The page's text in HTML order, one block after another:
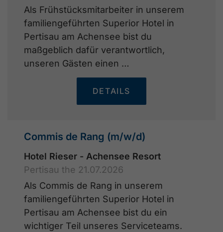
Als Frühstücksmitarbeiter in unserem
familiengeführten Superior Hotel in
Pertisau am Achensee bist du
maßgeblich dafür verantwortlich,
unseren Gästen einen …
DETAILS
Commis de Rang (m/w/d)
Hotel Rieser - Achensee Resort
Pertisau the 21.07.2026
Als Commis de Rang in unserem
familiengeführten Superior Hotel in
Pertisau am Achensee bist du ein
wichtiger Teil unseres Serviceteams.